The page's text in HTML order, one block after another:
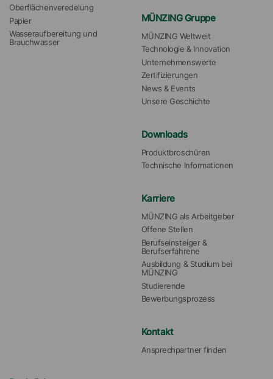
Oberflächenveredelung
Papier
Wasseraufbereitung und
Brauchwasser
MÜNZING Gruppe
MÜNZING Weltweit
Technologie & Innovation
Unternehmenswerte
Zertifizierungen
News & Events
Unsere Geschichte
Downloads
Produktbroschüren
Technische Informationen
Karriere
MÜNZING als Arbeitgeber
Offene Stellen
Berufseinsteiger &
Berufserfahrene
Ausbildung & Studium bei
MÜNZING
Studierende
Bewerbungsprozess
Kontakt
Ansprechpartner finden